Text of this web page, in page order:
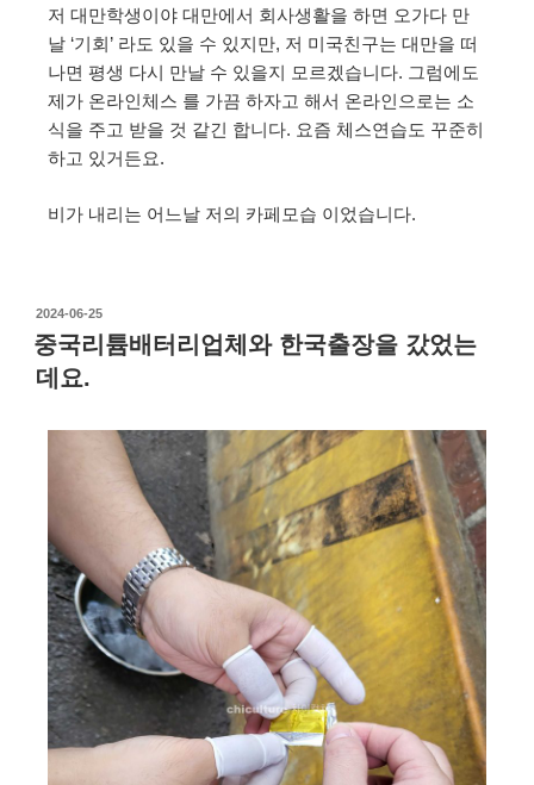
저 대만학생이야 대만에서 회사생활을 하면 오가다 만
날 ‘기회’ 라도 있을 수 있지만, 저 미국친구는 대만을 떠
나면 평생 다시 만날 수 있을지 모르겠습니다. 그럼에도
제가 온라인체스 를 가끔 하자고 해서 온라인으로는 소
식을 주고 받을 것 같긴 합니다. 요즘 체스연습도 꾸준히
하고 있거든요.
비가 내리는 어느날 저의 카페모습 이었습니다.
2024-06-25
중국리튬배터리업체와 한국출장을 갔었는
데요.